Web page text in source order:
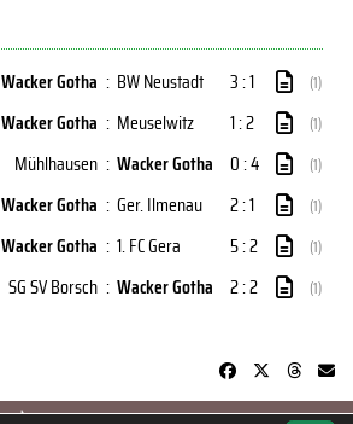
Wacker Gotha : BW Neustadt 3 : 1 (1)
Wacker Gotha : Meuselwitz 1 : 2 (1)
Mühlhausen : Wacker Gotha 0 : 4 (1)
Wacker Gotha : Ger. Ilmenau 2 : 1 (1)
Wacker Gotha : 1. FC Gera 5 : 2 (1)
SG SV Borsch : Wacker Gotha 2 : 2 (1)